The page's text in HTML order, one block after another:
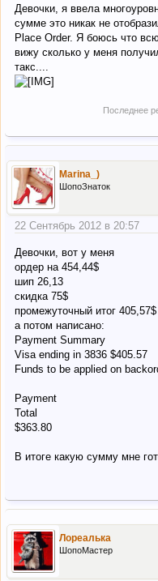
Девочки, я ввела
сумме это никак не
Place Order. Я боюсь что
вижу сколько у меня
такс....
Последнее
Marina_)
ШопоЗнаток
22 Сентябрь 2012 в 20:57
Девочки, вот у меня
ордер на 454,44$
шип 26,13
скидка 75$
промежуточный итог 405,57$
а потом написано:
Payment Summary
Visa ending in 3836 $405.57
Funds to be applied on
Payment
Total
$363.80
В итоге какую сумму мне
Лореалька
ШопоМастер